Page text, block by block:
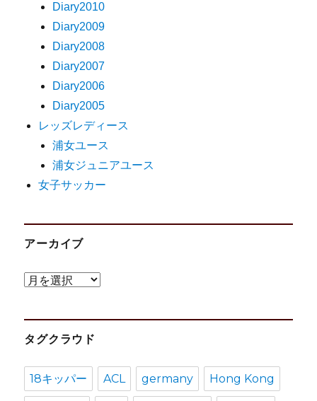
Diary2010
Diary2009
Diary2008
Diary2007
Diary2006
Diary2005
レッズレディース
浦女ユース
浦女ジュニアユース
女子サッカー
アーカイブ
ア
カ
イ
タグクラウド
18キッパー ACL germany Hong Kong